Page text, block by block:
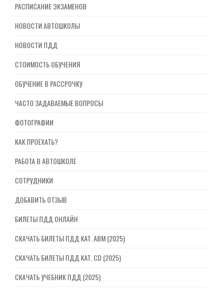
РАСПИСАНИЕ ЭКЗАМЕНОВ
НОВОСТИ АВТОШКОЛЫ
НОВОСТИ ПДД
СТОИМОСТЬ ОБУЧЕНИЯ
ОБУЧЕНИЕ В РАССРОЧКУ
ЧАСТО ЗАДАВАЕМЫЕ ВОПРОСЫ
ФОТОГРАФИИ
КАК ПРОЕХАТЬ?
РАБОТА В АВТОШКОЛЕ
СОТРУДНИКИ
ДОБАВИТЬ ОТЗЫВ
БИЛЕТЫ ПДД ОНЛАЙН
СКАЧАТЬ БИЛЕТЫ ПДД КАТ. ABM (2025)
СКАЧАТЬ БИЛЕТЫ ПДД КАТ. CD (2025)
СКАЧАТЬ УЧЕБНИК ПДД (2025)